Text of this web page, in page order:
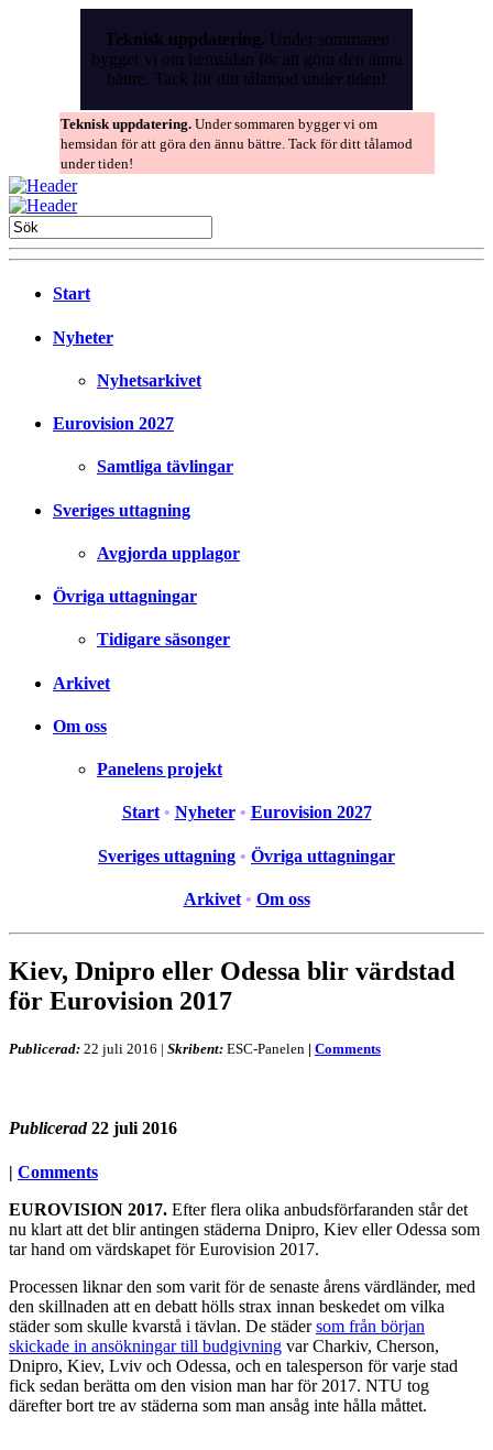
Teknisk uppdatering. Under sommaren
bygger vi om hemsidan för att göra den ännu
bättre. Tack för ditt tålamod under tiden!
Teknisk uppdatering. Under sommaren bygger vi om
hemsidan för att göra den ännu bättre. Tack för ditt tålamod
under tiden!
Start
Nyheter
Nyhetsarkivet
Eurovision 2027
Samtliga tävlingar
Sveriges uttagning
Avgjorda upplagor
Övriga uttagningar
Tidigare säsonger
Arkivet
Om oss
Panelens projekt
Start • Nyheter • Eurovision 2027
Sveriges uttagning • Övriga uttagningar
Arkivet • Om oss
Kiev, Dnipro eller Odessa blir värdstad
för Eurovision 2017
Publicerad: 22 juli 2016 | Skribent: ESC-Panelen | Comments
Publicerad 22 juli 2016
| Comments
EUROVISION 2017. Efter flera olika anbudsförfaranden står det
nu klart att det blir antingen städerna Dnipro, Kiev eller Odessa som
tar hand om värdskapet för Eurovision 2017.
Processen liknar den som varit för de senaste årens värdländer, med
den skillnaden att en debatt hölls strax innan beskedet om vilka
städer som skulle kvarstå i tävlan. De städersom från början
skickade in ansökningar till budgivning var Charkiv, Cherson,
Dnipro, Kiev, Lviv och Odessa, och en talesperson för varje stad
fick sedan berätta om den vision man har för 2017. NTU tog
därefter bort tre av städerna som man ansåg inte hålla måttet.